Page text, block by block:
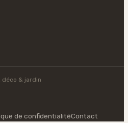
déco & jardin
de confidentialitéContact